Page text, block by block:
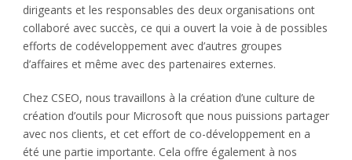
dirigeants et les responsables des deux organisations ont
collaboré avec succès, ce qui a ouvert la voie à de possibles
efforts de codéveloppement avec d’autres groupes
d’affaires et même avec des partenaires externes.
Chez CSEO, nous travaillons à la création d’une culture de
création d’outils pour Microsoft que nous puissions partager
avec nos clients, et cet effort de co-développement en a
été une partie importante. Cela offre également à nos